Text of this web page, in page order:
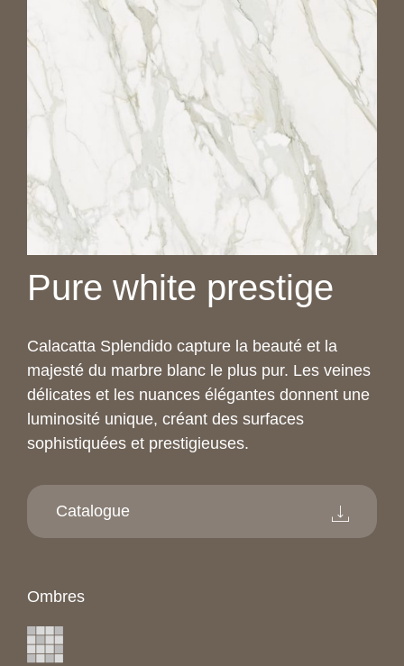
Pure white prestige
Calacatta Splendido capture la beauté et la
majesté du marbre blanc le plus pur. Les veines
délicates et les nuances élégantes donnent une
luminosité unique, créant des surfaces
sophistiquées et prestigieuses.
Catalogue
Ombres